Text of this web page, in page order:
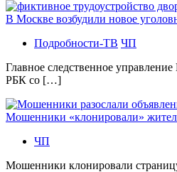
В Москве возбудили новое
Подробности-ТВ ЧП
Главное следственное
РБК со […]
Мошенники «клонировали»
ЧП
Мошенники клонировали